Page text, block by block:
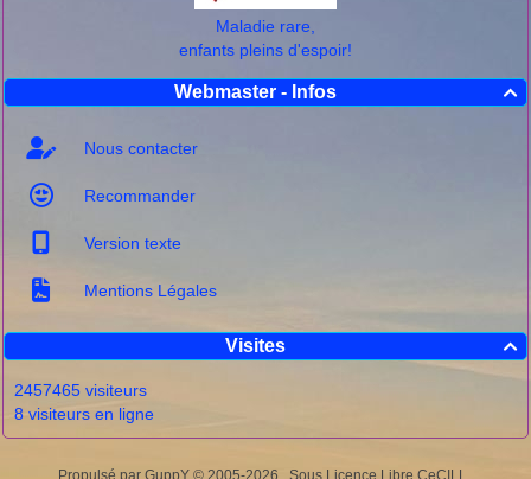
Maladie rare,
enfants pleins d'espoir!

Webmaster - Infos
Nous contacter
Recommander
Version texte
Mentions Légales

Visites
2457465 visiteurs
8 visiteurs en ligne
Propulsé par GuppY © 2005-2026 Sous Licence Libre CeCILL